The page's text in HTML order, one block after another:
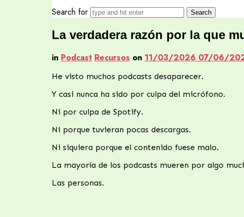
Search for
La verdadera razón por la que
in Podcast Recursos on 11/03/2026 07/06/
He visto muchos podcasts desaparecer.
Y casi nunca ha sido por culpa del micrófono.
Ni por culpa de Spotify.
Ni porque tuvieran pocas descargas.
Ni siquiera porque el contenido fuese malo.
La mayoría de los podcasts mueren por algo
Las personas.